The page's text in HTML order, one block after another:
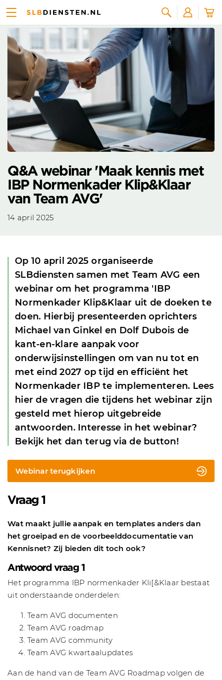
Zoeken
Nieuws overzicht
Q&A webinar 'Maak kennis met
IBP Normenkader Klip&Klaar
van Team AVG'
14 april 2025
Op 10 april 2025 organiseerde
SLBdiensten samen met Team AVG een
webinar om het programma 'IBP
Normenkader Klip&Klaar uit de doeken te
doen. Hierbij presenteerden oprichters
Michael van Ginkel en Dolf Dubois de
kant-en-klare aanpak voor
onderwijsinstellingen om van nu tot en
met eind 2027 op tijd en efficiënt het
Normenkader IBP te implementeren. Lees
hier de vragen die tijdens het webinar zijn
gesteld met hierop uitgebreide
antwoorden. Interesse in het webinar?
Bekijk het dan terug via de button!
Webinar terugkijken
Vraag 1
Wat maakt jullie aanpak en templates anders dan
het groeipad en de voorbeelddocumentatie van
Kennisnet? Zij bieden dit toch ook?
Antwoord vraag 1
Het programma IBP normenkader Kli[&Klaar bestaat
uit onderstaande onderdelen:
Team AVG documenten
Team AVG roadmap
Team AVG community
Team AVG kwartaalupdates
Aan de hand van de Team AVG Roadmap volgen de